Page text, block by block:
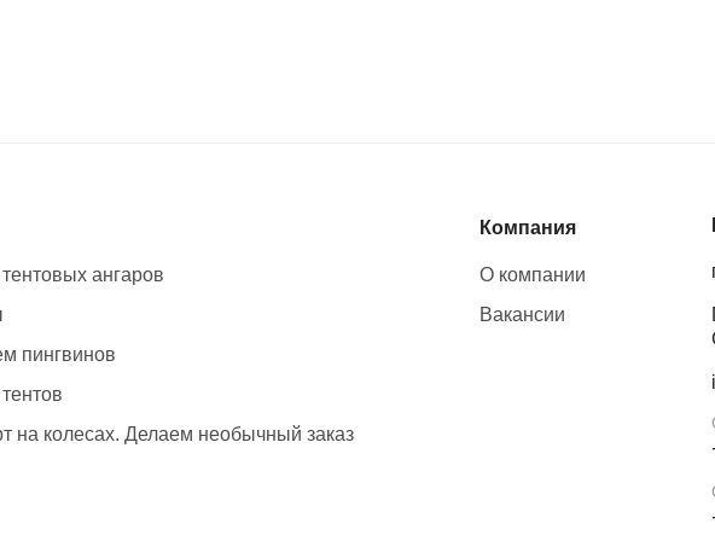
ангаров
пингвинов
на колесах. Делаем необычный заказ
Компания
О компании
Вакансии